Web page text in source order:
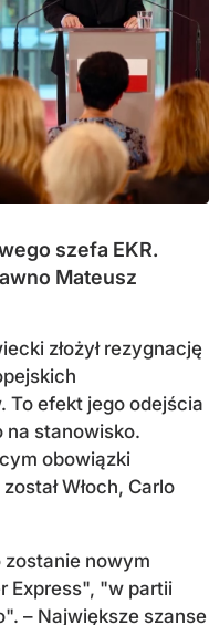
szefa EKR.
Mateusz
złożył rezygnację
To efekt jego odejścia
na stanowisko.
obowiązki
Włoch, Carlo
zostanie nowym
Express", "w partii
– Największe szanse